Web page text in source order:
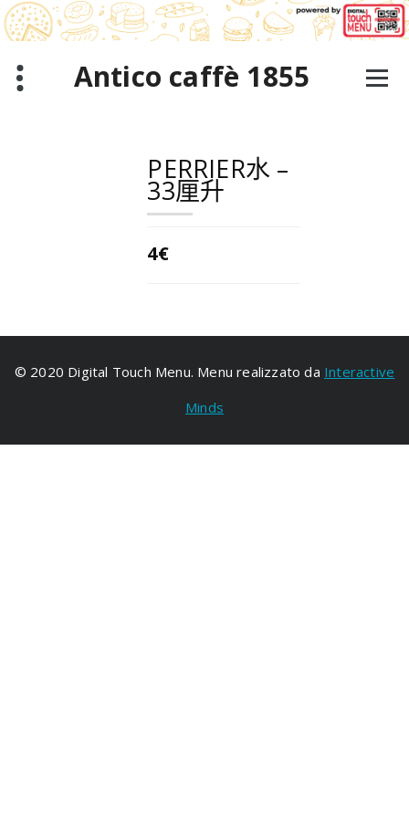
跳
至
正
Antico caffè 1855
PERRIER水 –
33厘升
4€
© 2020 Digital Touch Menu. Menu realizzato da Interactive
Minds